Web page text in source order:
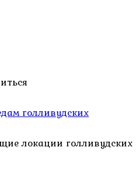
голливудских
локации голливудских